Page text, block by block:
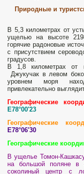
Природные и
В 5,3 километрах от
ущелью на высоте
горячие радоновые
с присутствием
градусов.
В 1,8 километрах от
Джукучак в левом
уровнем моря
привлекательно
Географические
E78°00'23
Географические
E78°06'30
Географические
В ущелье Томон-
на большой поляне в
соколиный центр с